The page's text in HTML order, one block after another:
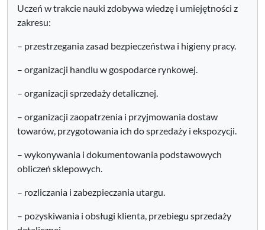
Uczeń w trakcie nauki zdobywa wiedzę i umiejętności z
zakresu:
– przestrzegania zasad bezpieczeństwa i higieny pracy.
– organizacji handlu w gospodarce rynkowej.
– organizacji sprzedaży detalicznej.
– organizacji zaopatrzenia i przyjmowania dostaw
towarów, przygotowania ich do sprzedaży i ekspozycji.
– wykonywania i dokumentowania podstawowych
obliczeń sklepowych.
– rozliczania i zabezpieczania utargu.
– pozyskiwania i obsługi klienta, przebiegu sprzedaży